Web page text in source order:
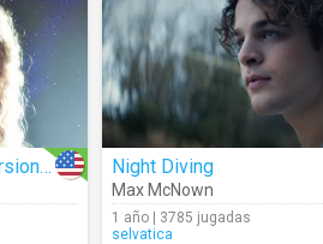
Enchanted (Taylor's Version) (Lyrics) Night Diving
Max McNown
1 año | 3785 jugadas
selvatica